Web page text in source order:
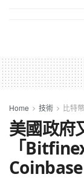
Home 技術 比特幣
美國政府
「
Coinbase